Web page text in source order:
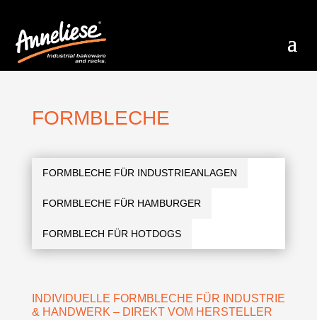
FORMBLECHE
FORMBLECHE FÜR INDUSTRIEANLAGEN
FORMBLECHE FÜR HAMBURGER
FORMBLECH FÜR HOTDOGS
INDIVIDUELLE FORMBLECHE FÜR INDUSTRIE
& HANDWERK – DIREKT VOM HERSTELLER